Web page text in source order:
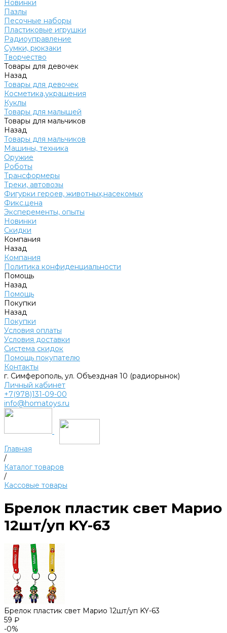
Новинки
Пазлы
Песочные наборы
Пластиковые игрушки
Радиоуправление
Сумки, рюкзаки
Творчество
Товары для девочек
Назад
Товары для девочек
Косметика,украшения
Куклы
Товары для малышей
Товары для мальчиков
Назад
Товары для мальчиков
Машины, техника
Оружие
Роботы
Трансформеры
Треки, автовозы
Фигурки героев, животных,насекомых
Фикс.цена
Эксперементы, опыты
Новинки
Скидки
Компания
Назад
Компания
Политика конфиденциальности
Помощь
Назад
Помощь
Покупки
Назад
Покупки
Условия оплаты
Условия доставки
Система скидок
Помощь покупателю
Контакты
г. Симферополь, ул. Объездная 10 (радиорынок)
Личный кабинет
+7(978)131-09-00
info@homatoys.ru
Главная
/
Каталог товаров
/
Кассовые товары
Брелок пластик свет Марио
12шт/уп KY-63
Брелок пластик свет Марио 12шт/уп KY-63
59 ₽
-0%